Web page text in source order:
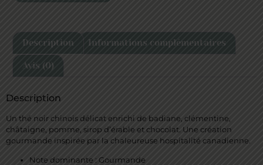
Description Informations complémentaires
Avis (0)
Description
Un thé noir chinois délicat enrichi de badiane, clémentine,
châtaigne, pomme, sirop d’érable et chocolat. Une création
gourmande inspirée par la chaleureuse hospitalité canadienne.
Note dominante : Gourmande